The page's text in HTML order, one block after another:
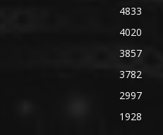
4833
4020
3857
3782
2997
1928